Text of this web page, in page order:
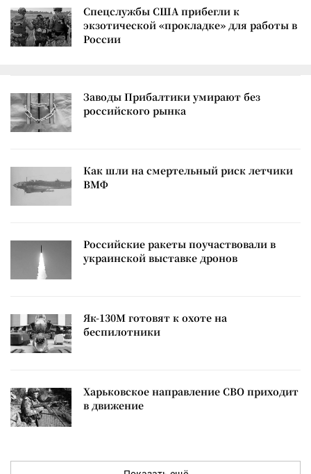
Спецслужбы США прибегли к
экзотической «прокладке» для работы в
России
Заводы Прибалтики умирают без
российского рынка
Как шли на смертельный риск летчики
ВМФ
Российские ракеты поучаствовали в
украинской выставке дронов
Як-130М готовят к охоте на
беспилотники
Харьковское направление СВО приходит
в движение